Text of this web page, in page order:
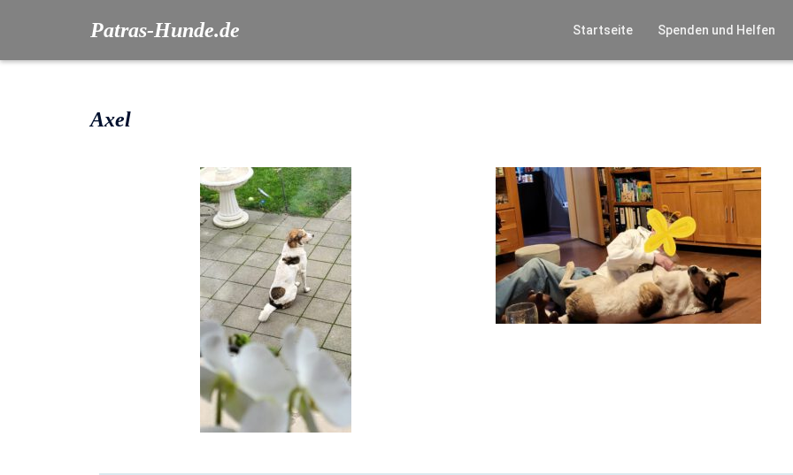
Patras-Hunde.de Startseite Spenden und Helfen
Axel